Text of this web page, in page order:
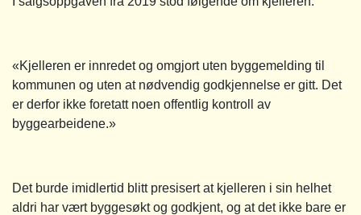
«Kjelleren er innredet og omgjort uten byggemelding til
kommunen og uten at nødvendig godkjennelse er gitt. Det
er derfor ikke foretatt noen offentlig kontroll av
byggearbeidene.»
Det burde imidlertid blitt presisert at kjelleren i sin helhet
aldri har vært byggesøkt og godkjent, og at det ikke bare er